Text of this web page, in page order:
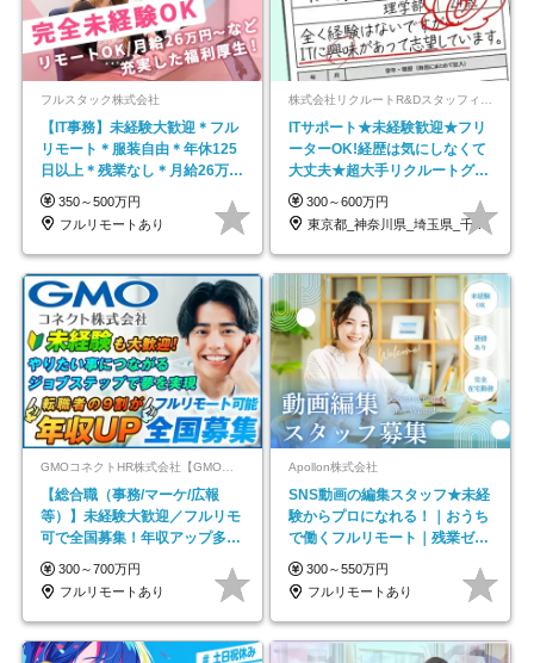
フルスタック株式会社
【IT事務】未経験大歓迎＊フル
リモート＊服装自由＊年休125
日以上＊残業なし＊月給26万円
以上
350～500万円
フルリモートあり
ITサポート★未経験歓迎★フリ
ーターOK!経歴は気にしなくて
大丈夫★超大手リクルートグル
ープの正社員/sg
300～600万円
東京都_神奈川県_埼玉県_千葉県_大阪府…
GMOコネクトHR株式会社【GMOインターネットグループ】
【総合職（事務/マーケ/広報
等）】未経験大歓迎／フルリモ
可で全国募集！年収アップ多数
★年休最大130日★
300～700万円
フルリモートあり
Apollon株式会社
SNS動画の編集スタッフ★未経
験からプロになれる！｜おうち
で働くフルリモート｜残業ゼロ
で18時退勤◎
300～550万円
フルリモートあり